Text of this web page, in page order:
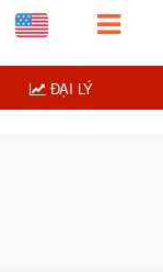
ĐẠI LÝ